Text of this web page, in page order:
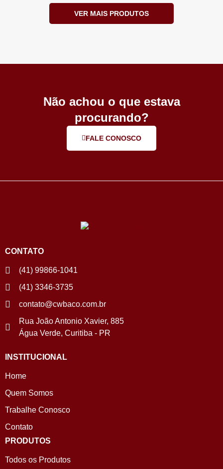
VER MAIS PRODUTOS
Não achou o que estava
procurando?
FALE CONOSCO
CONTATO
(41) 99866-1041
(41) 3346-3735
contato@cwbaco.com.br
Rua João Antonio Xavier, 885
Água Verde, Curitiba - PR
INSTITUCIONAL
Home
Quem Somos
Trabalhe Conosco
Contato
PRODUTOS
Todos os Produtos